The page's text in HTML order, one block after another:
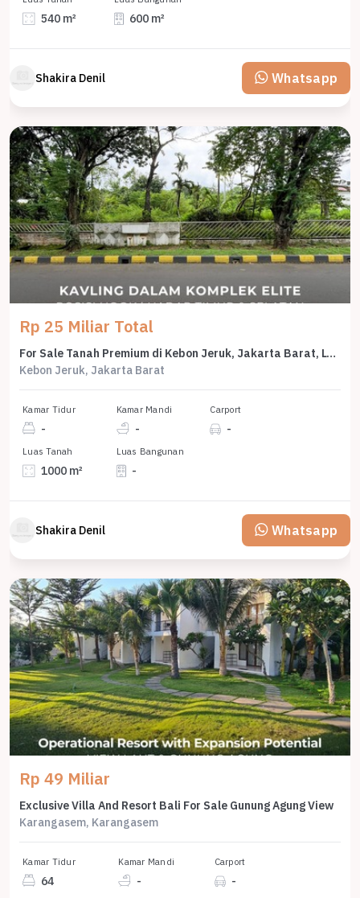
540 m² 600 m²
Shakira Denil Whatsapp
Rp 25 Miliar Total
For Sale Tanah Premium di Kebon Jeruk, Jakarta Barat, LT 1000m²
Kebon Jeruk, Jakarta Barat
Kamar Tidur
-
Kamar Mandi
-
Carport
-
Luas Tanah
1000 m²
Luas Bangunan
-
Shakira Denil Whatsapp
Rp 49 Miliar
Exclusive Villa And Resort Bali For Sale Gunung Agung View
Karangasem, Karangasem
Kamar Tidur
64
Kamar Mandi
-
Carport
-